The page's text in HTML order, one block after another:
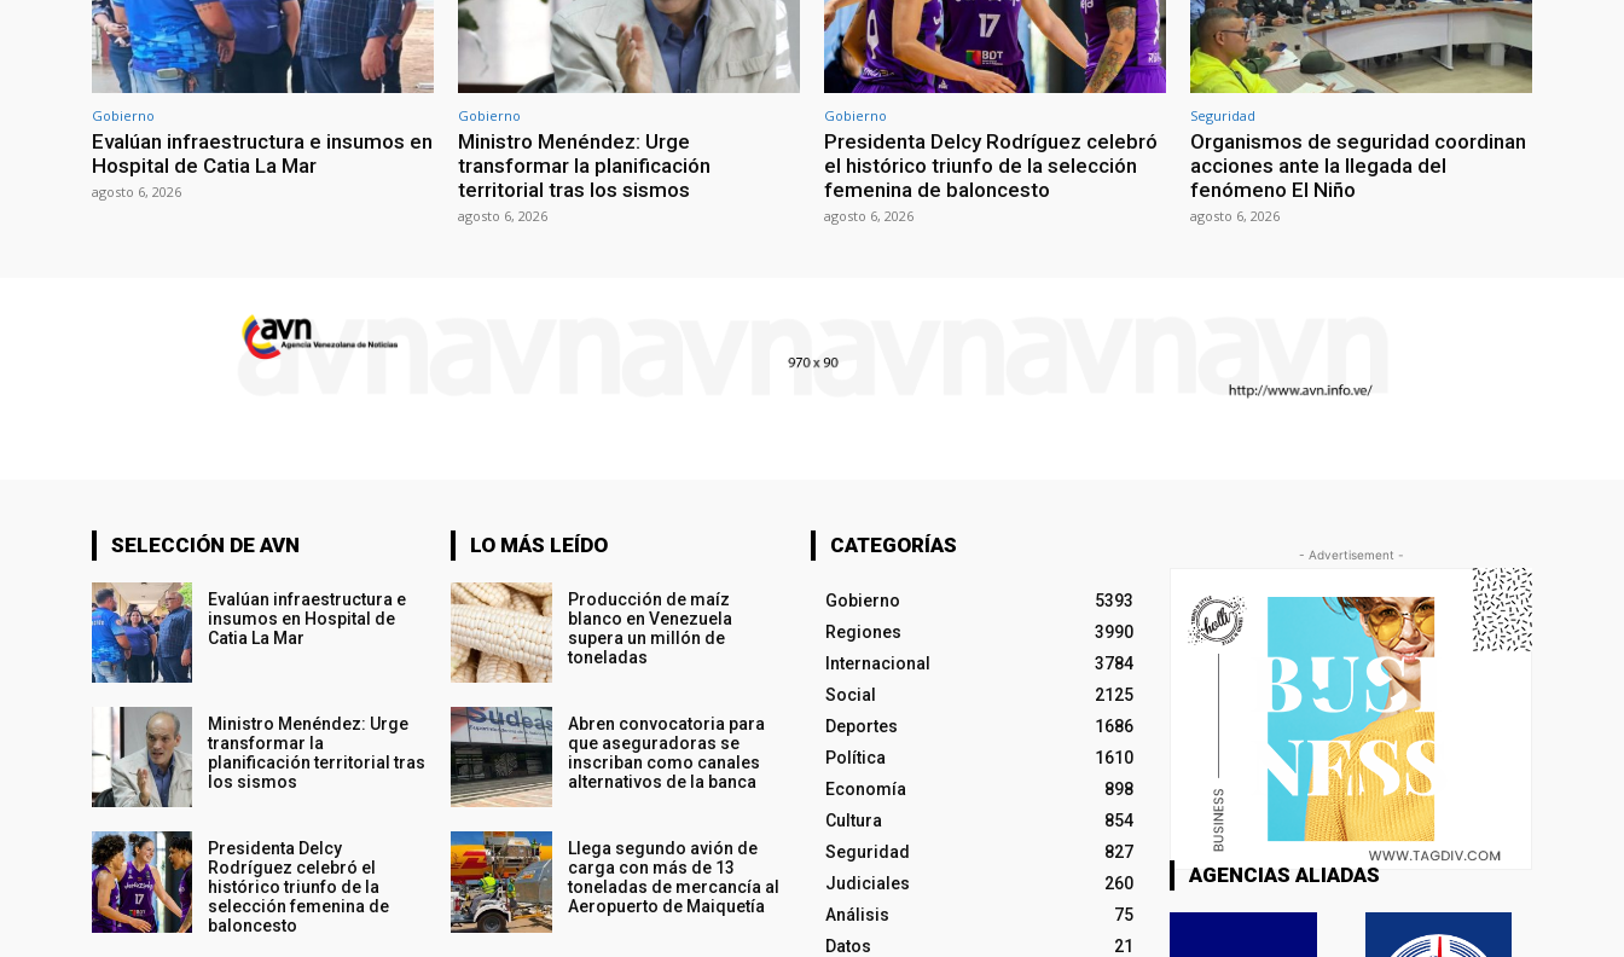
Gobierno
Evalúan infraestructura e insumos en
Hospital de Catia La Mar
agosto 6, 2026
Gobierno
Ministro Menéndez: Urge
transformar la planificación
territorial tras los sismos
agosto 6, 2026
Gobierno
Presidenta Delcy Rodríguez celebró
el histórico triunfo de la selección
femenina de baloncesto
agosto 6, 2026
Seguridad
Organismos de seguridad coordinan
acciones ante la llegada del
fenómeno El Niño
agosto 6, 2026
SELECCIÓN DE AVN
Evalúan infraestructura e
insumos en Hospital de
Catia La Mar
Ministro Menéndez: Urge
transformar la
planificación territorial tras
los sismos
Presidenta Delcy
Rodríguez celebró el
histórico triunfo de la
selección femenina de
baloncesto
LO MÁS LEÍDO
Producción de maíz
blanco en Venezuela
supera un millón de
toneladas
Abren convocatoria para
que aseguradoras se
inscriban como canales
alternativos de la banca
Llega segundo avión de
carga con más de 13
toneladas de mercancía al
Aeropuerto de Maiquetía
CATEGORÍAS
Gobierno
5393
Regiones
3990
Internacional
3784
Social
2125
Deportes
1686
Política
1610
Economía
898
Cultura
854
Seguridad
827
Judiciales
260
Análisis
75
Datos
21
- Advertisement -
AGENCIAS ALIADAS